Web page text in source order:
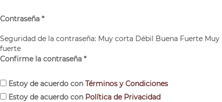
Contraseña *
Seguridad de la contraseña: Muy corta Débil Buena Fuerte Muy
fuerte
Confirme la contraseña *
Estoy de acuerdo con Términos y Condiciones
Estoy de acuerdo con Política de Privacidad